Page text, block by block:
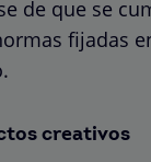
de que se
fijadas
creativos